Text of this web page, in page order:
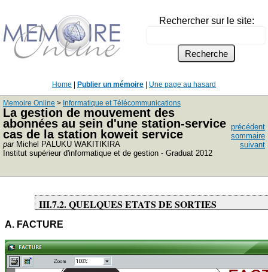
Rechercher sur le site:
Home Publier un mémoire Une page au hasard
Memoire Online > Informatique et Télécommunications
La gestion de mouvement des
abonnées au sein d'une station-service
cas de la station koweit service
parMichel PALUKU WAKITIKIRA
Institut supérieur d'informatique et de gestion - Graduat 2012
précédent
sommaire
suivant
III.7.2. QUELQUES ETATS DE SORTIES
A. FACTURE